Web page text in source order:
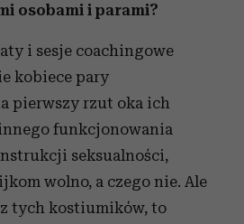
osobami i parami?
i sesje coachingowe
kobiece pary
pierwszy rzut oka ich
funkcjonowania
seksualności,
wolno, a czego nie. Ale
tych kostiumików, to